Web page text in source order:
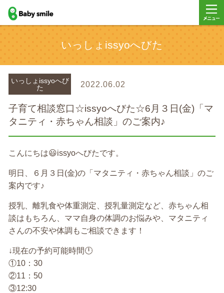
baby smile
いっしょissyoへびた
いっしょissyoへび
た
2022.06.02
子育て相談窓口☆issyoへびた☆6月３日(金)「マ
タニティ・赤ちゃん相談」のご案内♪
こんにちは😃issyoへびたです。
明日、６月３日(金)の 「マタニティ・赤ちゃん相談」のご
案内です♪
授乳、離乳食や体重測定、授乳量測定など、赤ちゃん相
談はもちろん、ママ自身の体調のお悩みや、マタニティ
さんの不安や体調もご相談できます！
↓現在の予約可能時間🕛
①10：30
‎②11：50
③12:30